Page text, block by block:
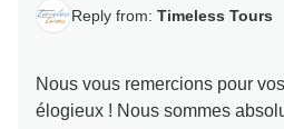
Reply from: Timeless Tours
Nous vous remercions pour
élogieux ! Nous sommes